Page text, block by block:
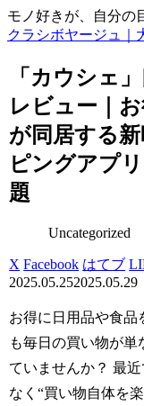
モノ好きが、自分の
クラシボヤージュ｜
「カウシェ
レビュー｜
が同居する
ピングアプ
題
Uncategorized
X Facebook はてブ
2025.05.252025.05.29
お得に日用品や食品
も毎日の買い物が単
ていませんか？ 最
なく“買い物自体を